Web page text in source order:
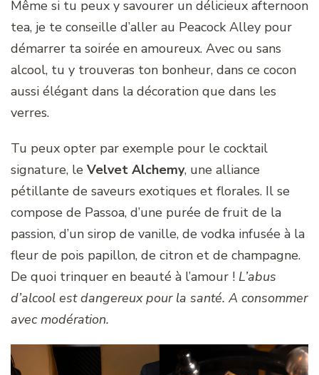
Même si tu peux y savourer un délicieux afternoon
tea, je te conseille d’aller au Peacock Alley pour
démarrer ta soirée en amoureux. Avec ou sans
alcool, tu y trouveras ton bonheur, dans ce cocon
aussi élégant dans la décoration que dans les
verres.
Tu peux opter par exemple pour le cocktail
signature, le Velvet Alchemy, une alliance
pétillante de saveurs exotiques et florales. Il se
compose de Passoa, d’une purée de fruit de la
passion, d’un sirop de vanille, de vodka infusée à la
fleur de pois papillon, de citron et de champagne.
De quoi trinquer en beauté à l’amour ! L’abus
d’alcool est dangereux pour la santé. A consommer
avec modération.